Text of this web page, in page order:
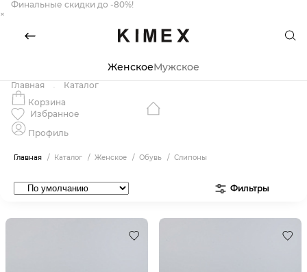
Финальные скидки до -80%!
×
ЖенскоеМужское
Главная
Каталог
Корзина
Избранное
Профиль
Главная Каталог Женское Обувь Слипоны
Фильтры